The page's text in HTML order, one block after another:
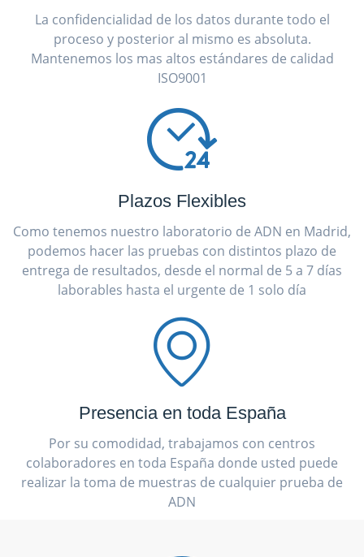
La confidencialidad de los datos durante todo el
proceso y posterior al mismo es absoluta.
Mantenemos los mas altos estándares de calidad
ISO9001
Plazos Flexibles
Como tenemos nuestro laboratorio de ADN en Madrid,
podemos hacer las pruebas con distintos plazo de
entrega de resultados, desde el normal de 5 a 7 días
laborables hasta el urgente de 1 solo día
Presencia en toda España
Por su comodidad, trabajamos con centros
colaboradores en toda España donde usted puede
realizar la toma de muestras de cualquier prueba de
ADN